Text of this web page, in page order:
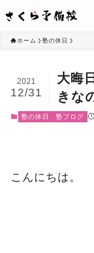
ホーム 塾の休日
大晦
きな
2021
12/31
塾の休日 塾ブログ
こんにちは。